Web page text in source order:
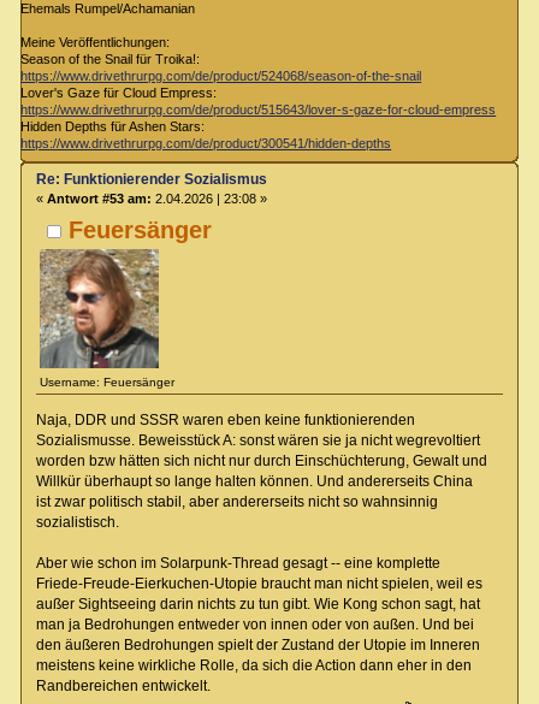
Ehemals Rumpel/Achamanian
Meine Veröffentlichungen:
Season of the Snail für Troika!:
https://www.drivethrurpg.com/de/product/524068/season-of-the-snail
Lover's Gaze für Cloud Empress:
https://www.drivethrurpg.com/de/product/515643/lover-s-gaze-for-cloud-empress
Hidden Depths für Ashen Stars:
https://www.drivethrurpg.com/de/product/300541/hidden-depths
Feuersänger
Username: Feuersänger
Re: Funktionierender Sozialismus
« Antwort #53 am: 2.04.2026 | 23:08 »
Naja, DDR und SSSR waren eben keine funktionierenden
Sozialismusse. Beweisstück A: sonst wären sie ja nicht wegrevoltiert
worden bzw hätten sich nicht nur durch Einschüchterung, Gewalt und
Willkür überhaupt so lange halten können. Und andererseits China
ist zwar politisch stabil, aber andererseits nicht so wahnsinnig
sozialistisch.
Aber wie schon im Solarpunk-Thread gesagt -- eine komplette
Friede-Freude-Eierkuchen-Utopie braucht man nicht spielen, weil es
außer Sightseeing darin nichts zu tun gibt. Wie Kong schon sagt, hat
man ja Bedrohungen entweder von innen oder von außen. Und bei
den äußeren Bedrohungen spielt der Zustand der Utopie im Inneren
meistens keine wirkliche Rolle, da sich die Action dann eher in den
Randbereichen entwickelt.